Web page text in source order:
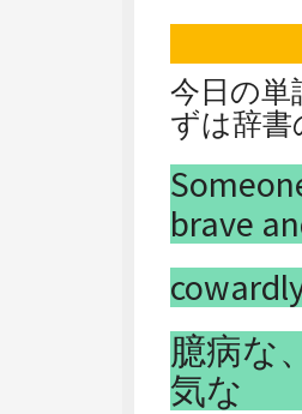
今日の単
ずは辞書
brave
臆病な
気な